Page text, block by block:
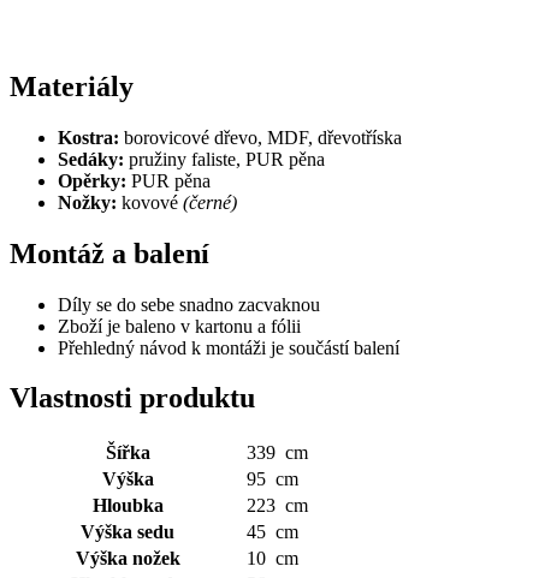
Materiály
Kostra: borovicové dřevo, MDF, dřevotříska
Sedáky: pružiny faliste, PUR pěna
Opěrky: PUR pěna
Nožky: kovové (černé)
Montáž a balení
Díly se do sebe snadno zacvaknou
Zboží je baleno v kartonu a fólii
Přehledný návod k montáži je součástí balení
Vlastnosti produktu
Šířka
339 cm
Výška
95 cm
Hloubka
223 cm
Výška sedu
45 cm
Výška nožek
10 cm